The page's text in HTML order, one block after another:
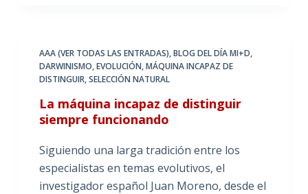
AAA (VER TODAS LAS ENTRADAS),BLOG DEL DÍA MI+D,
DARWINISMO,EVOLUCIÓN,MÁQUINA INCAPAZ DE
DISTINGUIR,SELECCIÓN NATURAL
La máquina incapaz de distinguir
siempre funcionando
Siguiendo una larga tradición entre los
especialistas en temas evolutivos, el
investigador español Juan Moreno, desde el